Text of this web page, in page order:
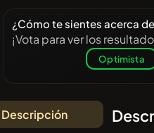
¿Cómo te sientes acerca
¡Vota para ver los
Optimista
Descripción